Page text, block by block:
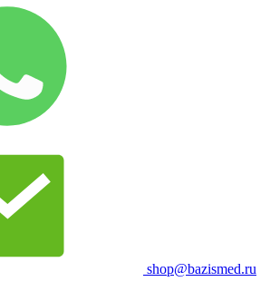
shop@bazismed.ru